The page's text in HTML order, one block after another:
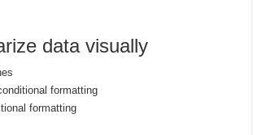
data visually
formatting
formatting